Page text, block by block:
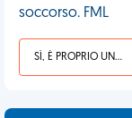
soccorso. FML
SÌ, È PROPRIO UNA VDM!